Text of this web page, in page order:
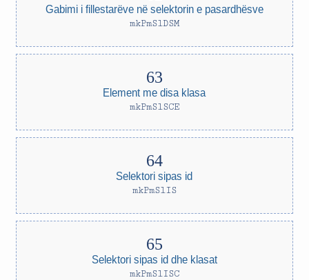
Gabimi i fillestarëve në selektorin e pasardhësve
mkPmSlDSM
Element me disa klasa
mkPmSlSCE
Selektori sipas id
mkPmSlIS
Selektori sipas id dhe klasat
mkPmSlISC